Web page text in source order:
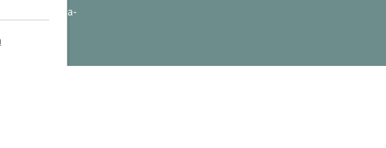
info(at)victoria-